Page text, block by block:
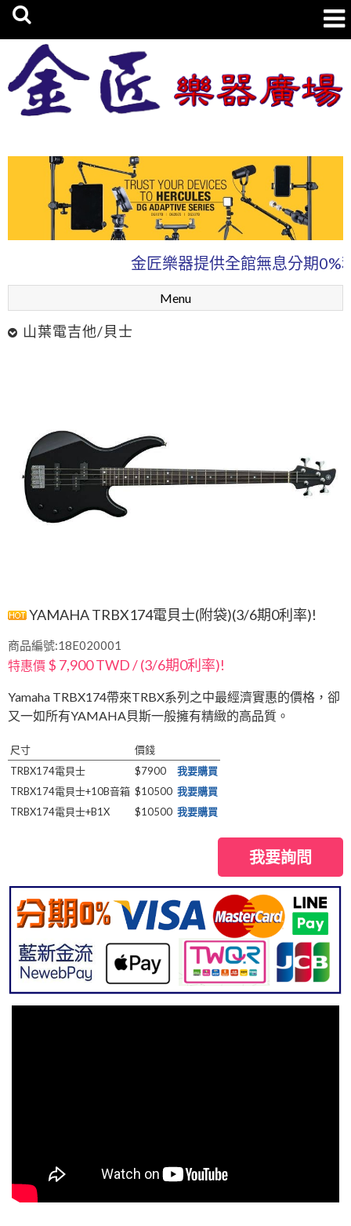
金匠樂器提供全館無息分期0%利
Menu
山葉電吉他/貝士
YAMAHA TRBX174電貝士(附袋)(3/6期0利率)!
商品編號:18E020001
特惠價 $ 7,900 TWD / (3/6期0利率)!
Yamaha TRBX174帶來TRBX系列之中最經濟實惠的價格，卻
又一如所有YAMAHA貝斯一般擁有精緻的高品質。
尺寸
價錢
TRBX174電貝士
$7900
我要購買
TRBX174電貝士+10B音箱 $10500 我要購買
TRBX174電貝士+B1X
$10500 我要購買
我要詢問